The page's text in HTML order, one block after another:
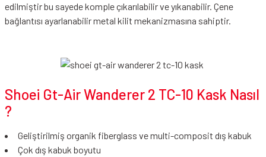
edilmiştir bu sayede komple çıkarılabilir ve yıkanabilir. Çene
bağlantısı ayarlanabilir metal kilit mekanizmasına sahiptir.
Shoei Gt-Air Wanderer 2 TC-10 Kask Nasıl
?
Geliştirilmiş organik fiberglass ve multi-composit dış kabuk
Çok dış kabuk boyutu